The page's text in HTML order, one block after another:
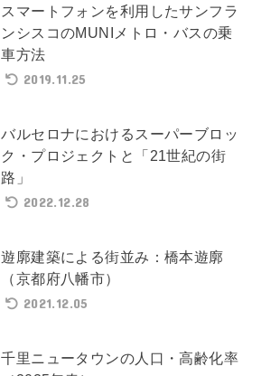
スマートフォンを利用したサンフラ
ンシスコのMUNIメトロ・バスの乗
車方法
2019.11.25
バルセロナにおけるスーパーブロッ
ク・プロジェクトと「21世紀の街
路」
2022.12.28
遊廓建築による街並み：橋本遊廓
（京都府八幡市）
2021.12.05
千里ニュータウンの人口・高齢化率